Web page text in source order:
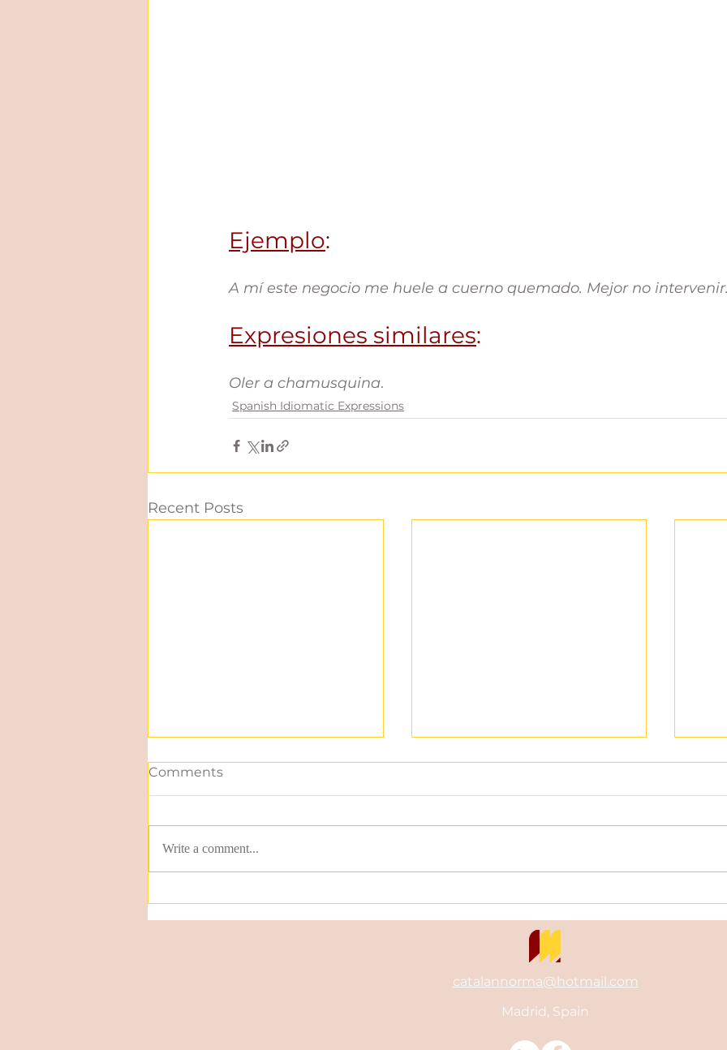
Ejemplo:
A mí este negocio me huele a cuerno quemado. Mejor no
Expresiones similares:
Oler a chamusquina.
Spanish Idiomatic Expressions
Recent Posts
expression: Tener a
alguien entre ceja y ceja
Comments
Write a comment...
catalannorma@hotmail.com
Madrid, Spain